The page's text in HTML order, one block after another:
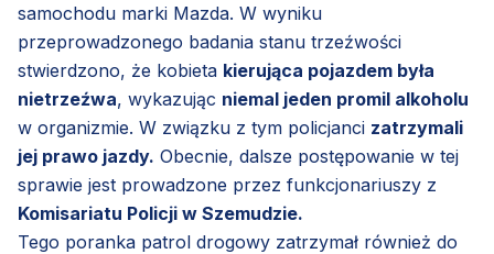
samochodu marki Mazda. W wyniku
przeprowadzonego badania stanu trzeźwości
stwierdzono, że kobieta kierująca pojazdem była
nietrzeźwa, wykazując niemal jeden promil alkoholu
w organizmie. W związku z tym policjanci zatrzymali
jej prawo jazdy. Obecnie, dalsze postępowanie w tej
sprawie jest prowadzone przez funkcjonariuszy z
Komisariatu Policji w Szemudzie.
Tego poranka patrol drogowy zatrzymał również do